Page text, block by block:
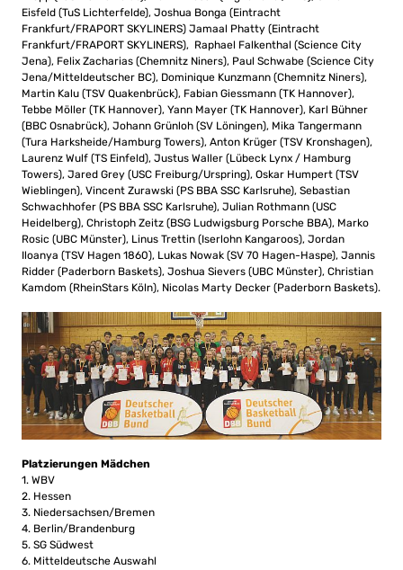
Eisfeld (TuS Lichterfelde), Joshua Bonga (Eintracht
Frankfurt/FRAPORT SKYLINERS) Jamaal Phatty (Eintracht
Frankfurt/FRAPORT SKYLINERS), Raphael Falkenthal (Science City
Jena), Felix Zacharias (Chemnitz Niners), Paul Schwabe (Science City
Jena/Mitteldeutscher BC), Dominique Kunzmann (Chemnitz Niners),
Martin Kalu (TSV Quakenbrück), Fabian Giessmann (TK Hannover),
Tebbe Möller (TK Hannover), Yann Mayer (TK Hannover), Karl Bühner
(BBC Osnabrück), Johann Grünloh (SV Löningen), Mika Tangermann
(Tura Harksheide/Hamburg Towers), Anton Krüger (TSV Kronshagen),
Laurenz Wulf (TS Einfeld), Justus Waller (Lübeck Lynx / Hamburg
Towers), Jared Grey (USC Freiburg/Urspring), Oskar Humpert (TSV
Wieblingen), Vincent Zurawski (PS BBA SSC Karlsruhe), Sebastian
Schwachhofer (PS BBA SSC Karlsruhe), Julian Rothmann (USC
Heidelberg), Christoph Zeitz (BSG Ludwigsburg Porsche BBA), Marko
Rosic (UBC Münster), Linus Trettin (Iserlohn Kangaroos), Jordan
Iloanya (TSV Hagen 1860), Lukas Nowak (SV 70 Hagen-Haspe), Jannis
Ridder (Paderborn Baskets), Joshua Sievers (UBC Münster), Christian
Kamdom (RheinStars Köln), Nicolas Marty Decker (Paderborn Baskets).
Platzierungen Mädchen
1. WBV
2. Hessen
3. Niedersachsen/Bremen
4. Berlin/Brandenburg
5. SG Südwest
6. Mitteldeutsche Auswahl